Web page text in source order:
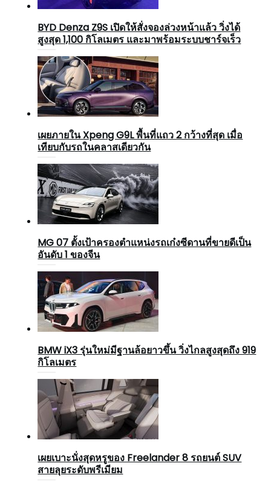
BYD Denza Z9S เปิดให้สั่งจองล่วงหน้าแล้ว วิ่งได้
สูงสุด 1,100 กิโลเมตร และมาพร้อมระบบชาร์จเร็ว
เผยภายใน Xpeng G9L พื้นที่แถว 2 กว้างที่สุด เมื่อ
เทียบกับรถในคลาสเดียวกัน
MG 07 ตั้งเป้าครองตำแหน่งรถเก๋งซีดานที่ขายดีเป็น
อันดับ 1 ของจีน
BMW iX3 รุ่นใหม่มีฐานล้อยาวขึ้น วิ่งไกลสูงสุดถึง 919
กิโลเมตร
เผยเบาะนั่งสุดหรูของ Freelander 8 รถยนต์ SUV
สายลุยระดับพรีเมียม